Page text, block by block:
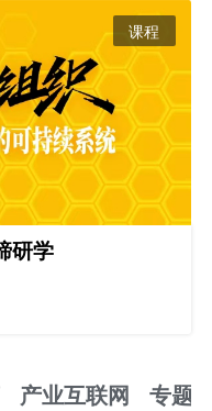
课程
研学
产业互联网 专题